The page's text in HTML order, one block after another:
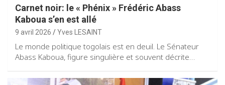
Carnet noir: le « Phénix » Frédéric Abass
Kaboua s’en est allé
9 avril 2026 Yves LESAINT
Le monde politique togolais est en deuil. Le Sénateur
Abass Kaboua, figure singulière et souvent décrite…